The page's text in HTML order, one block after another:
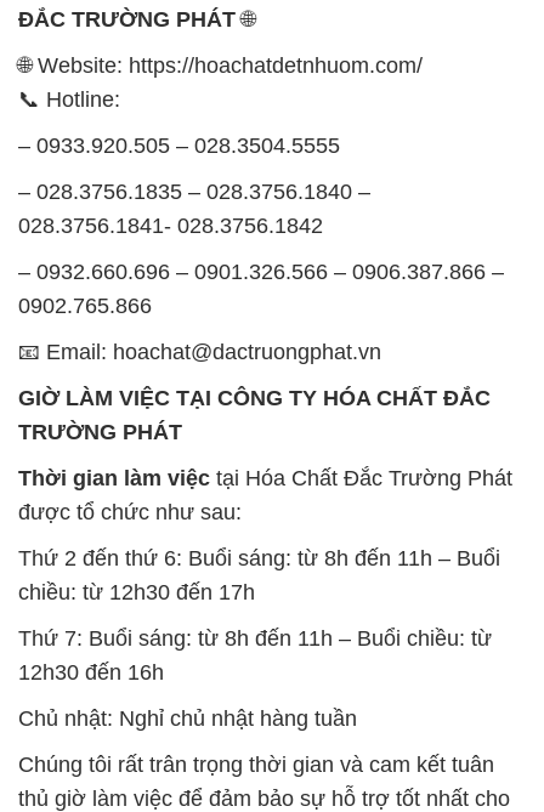
ĐẮC TRƯỜNG PHÁT🌐
🌐 Website: https://hoachatdetnhuom.com/
📞 Hotline:
– 0933.920.505 – 028.3504.5555
– 028.3756.1835 – 028.3756.1840 –
028.3756.1841- 028.3756.1842
– 0932.660.696 – 0901.326.566 – 0906.387.866 –
0902.765.866
📧 Email: hoachat@dactruongphat.vn
GIỜ LÀM VIỆC TẠI CÔNG TY HÓA CHẤT ĐẮC
TRƯỜNG PHÁT
Thời gian làm việc tại Hóa Chất Đắc Trường Phát
được tổ chức như sau:
Thứ 2 đến thứ 6: Buổi sáng: từ 8h đến 11h – Buổi
chiều: từ 12h30 đến 17h
Thứ 7: Buổi sáng: từ 8h đến 11h – Buổi chiều: từ
12h30 đến 16h
Chủ nhật: Nghỉ chủ nhật hàng tuần
Chúng tôi rất trân trọng thời gian và cam kết tuân
thủ giờ làm việc để đảm bảo sự hỗ trợ tốt nhất cho